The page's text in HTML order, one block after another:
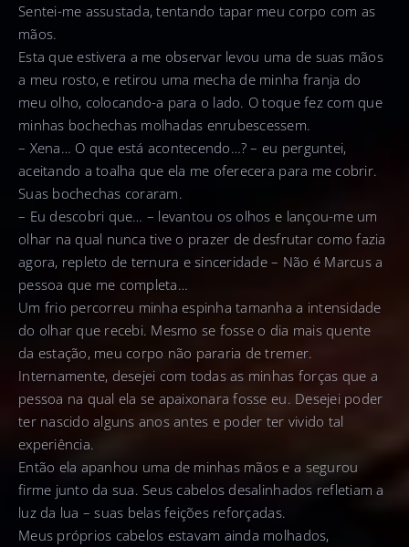
Sentei-me assustada, tentando tapar meu corpo com as
mãos.
Esta que estivera a me observar levou uma de suas mãos
a meu rosto, e retirou uma mecha de minha franja do
meu olho, colocando-a para o lado. O toque fez com que
minhas bochechas molhadas enrubescessem.
– Xena… O que está acontecendo…? – eu perguntei,
aceitando a toalha que ela me oferecera para me cobrir.
Suas bochechas coraram.
– Eu descobri que… – levantou os olhos e lançou-me um
olhar na qual nunca tive o prazer de desfrutar como fazia
agora, repleto de ternura e sinceridade – Não é Marcus a
pessoa que me completa…
Um frio percorreu minha espinha tamanha a intensidade
do olhar que recebi. Mesmo se fosse o dia mais quente
da estação, meu corpo não pararia de tremer.
Internamente, desejei com todas as minhas forças que a
pessoa na qual ela se apaixonara fosse eu. Desejei poder
ter nascido alguns anos antes e poder ter vivido tal
experiência.
Então ela apanhou uma de minhas mãos e a segurou
firme junto da sua. Seus cabelos desalinhados refletiam a
luz da lua – suas belas feições reforçadas.
Meus próprios cabelos estavam ainda molhados,